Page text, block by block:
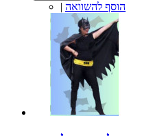
| הוסף להשוואה